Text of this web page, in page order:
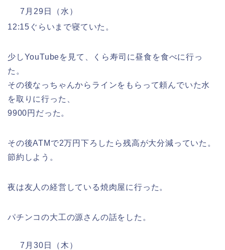
7月29日（水）
12:15ぐらいまで寝ていた。
少しYouTubeを見て、くら寿司に昼食を食べに行っ
た。
その後なっちゃんからラインをもらって頼んでいた水
を取りに行った、
9900円だった。
その後ATMで2万円下ろしたら残高が大分減っていた。
節約しよう。
夜は友人の経営している焼肉屋に行った。
パチンコの大工の源さんの話をした。
7月30日（木）